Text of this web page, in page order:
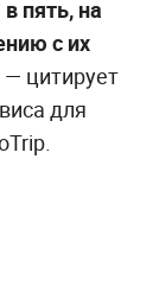
пять, на
с их
— цитирует
для